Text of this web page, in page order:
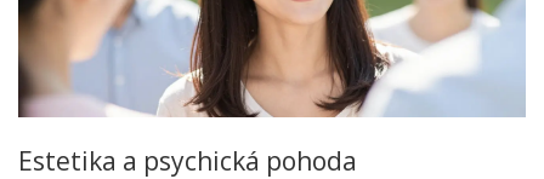
Estetika a psychická pohoda